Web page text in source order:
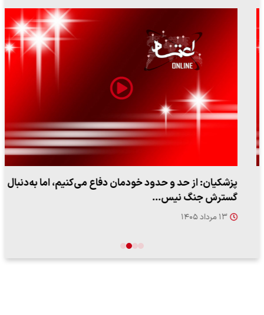
پزشکیان: از حد و حدود خودمان دفاع می‌کنیم، اما به‌دنبال
گسترش جنگ نیس…
۱۳ مرداد ۱۴۰۵